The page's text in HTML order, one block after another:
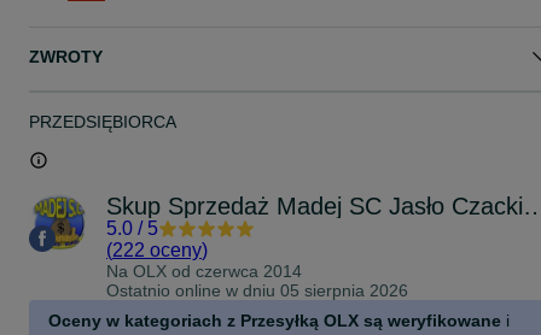
Możliwa wysyłka kurierem (27 zł)
Zapraszamy do obejrzenia:
38-200 Jasło
Tel. 13*44*81*000
ZWROTY
PRZEDSIĘBIORCA
Skup Sprzedaż Madej
5.0 / 5
(222 oceny)
Na OLX od czerwca 2014
Ostatnio online w dniu 05 sierpnia 2026
Oceny w kategoriach z Przesyłką OLX są weryfikowane i